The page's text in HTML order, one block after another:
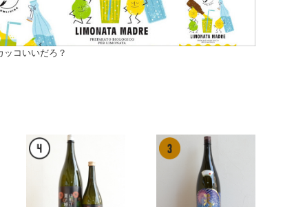
コいいだろ？